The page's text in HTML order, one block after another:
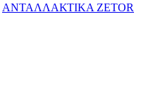
ΑΝΤΑΛΛΑΚΤΙΚΑ ZETOR